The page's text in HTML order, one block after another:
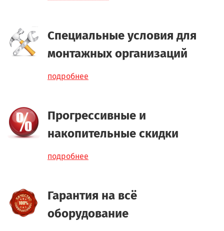
Специальные условия для
монтажных организаций
подробнее
Прогрессивные и
накопительные скидки
подробнее
Гарантия на всё
оборудование